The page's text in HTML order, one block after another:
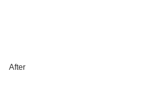
After